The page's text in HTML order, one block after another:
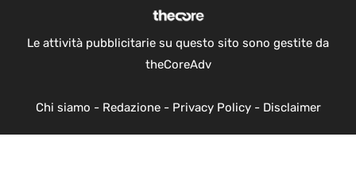
Le attività pubblicitarie su questo sito sono gestite da
theCoreAdv
Chi siamo - Redazione- Privacy Policy- Disclaimer